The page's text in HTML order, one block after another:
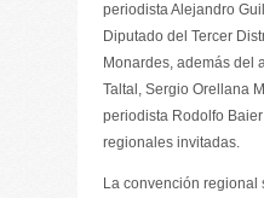
periodista Alejandro
Diputado del Tercer
Monardes, además del
Taltal, Sergio Orellana
periodista Rodolfo
regionales invitadas.
La convención regional